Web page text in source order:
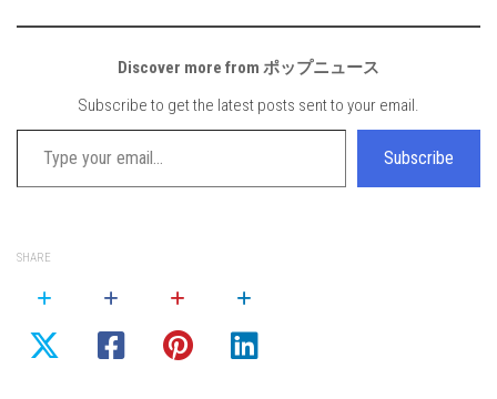
Discover more from ポップニュース
Subscribe to get the latest posts sent to your email.
Type your email…
Subscribe
SHARE